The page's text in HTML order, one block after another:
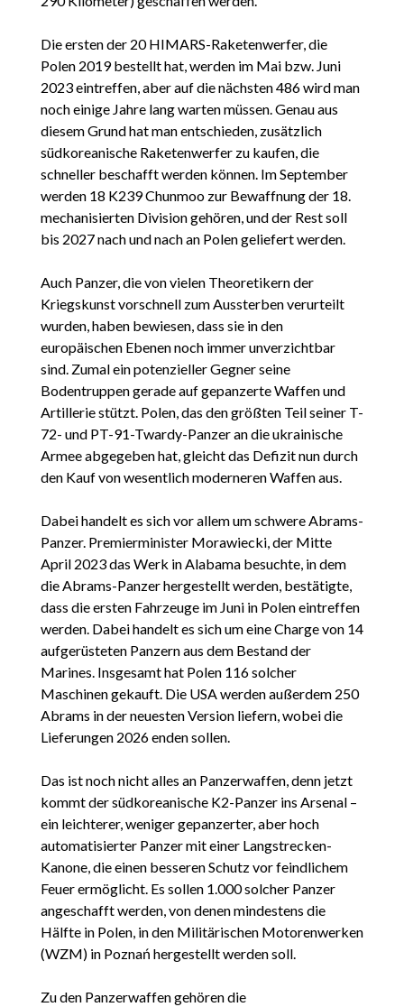
Die ersten der 20 HIMARS-Raketenwerfer, die
Polen 2019 bestellt hat, werden im Mai bzw. Juni
2023 eintreffen, aber auf die nächsten 486 wird man
noch einige Jahre lang warten müssen. Genau aus
diesem Grund hat man entschieden, zusätzlich
südkoreanische Raketenwerfer zu kaufen, die
schneller beschafft werden können. Im September
werden 18 K239 Chunmoo zur Bewaffnung der 18.
mechanisierten Division gehören, und der Rest soll
bis 2027 nach und nach an Polen geliefert werden.
Auch Panzer, die von vielen Theoretikern der
Kriegskunst vorschnell zum Aussterben verurteilt
wurden, haben bewiesen, dass sie in den
europäischen Ebenen noch immer unverzichtbar
sind. Zumal ein potenzieller Gegner seine
Bodentruppen gerade auf gepanzerte Waffen und
Artillerie stützt. Polen, das den größten Teil seiner T-
72- und PT-91-Twardy-Panzer an die ukrainische
Armee abgegeben hat, gleicht das Defizit nun durch
den Kauf von wesentlich moderneren Waffen aus.
Dabei handelt es sich vor allem um schwere Abrams-
Panzer. Premierminister Morawiecki, der Mitte
April 2023 das Werk in Alabama besuchte, in dem
die Abrams-Panzer hergestellt werden, bestätigte,
dass die ersten Fahrzeuge im Juni in Polen eintreffen
werden. Dabei handelt es sich um eine Charge von 14
aufgerüsteten Panzern aus dem Bestand der
Marines. Insgesamt hat Polen 116 solcher
Maschinen gekauft. Die USA werden außerdem 250
Abrams in der neuesten Version liefern, wobei die
Lieferungen 2026 enden sollen.
Das ist noch nicht alles an Panzerwaffen, denn jetzt
kommt der südkoreanische K2-Panzer ins Arsenal –
ein leichterer, weniger gepanzerter, aber hoch
automatisierter Panzer mit einer Langstrecken-
Kanone, die einen besseren Schutz vor feindlichem
Feuer ermöglicht. Es sollen 1.000 solcher Panzer
angeschafft werden, von denen mindestens die
Hälfte in Polen, in den Militärischen Motorenwerken
(WZM) in Poznań hergestellt werden soll.
Zu den Panzerwaffen gehören die